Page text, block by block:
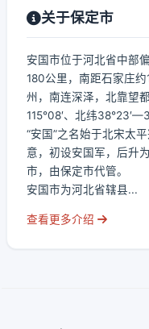
关于保定市
安国市位于河北省中部
180公里，南距石家庄
州，南连深泽，北靠望
115°08′、北纬
“安国”之名始于北宋太
意，初设安国军，后升
市，由保定市代管。
安国市为河北省辖县...
查看更多介绍